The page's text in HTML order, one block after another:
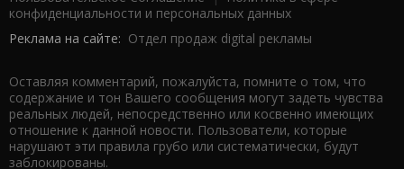
конфиденциальности и персональных данных
Реклама на сайте: Отдел продаж digital рекламы
Оставляя комментарий, пожалуйста, помните о том, что
содержание и тон Вашего сообщения могут задеть чувства
реальных людей, непосредственно или косвенно имеющих
отношение к данной новости. Пользователи, которые
нарушают эти правила грубо или систематически, будут
заблокированы.